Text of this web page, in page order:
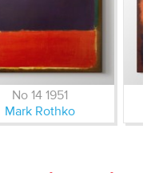
No 14 1951
Mark Rothko